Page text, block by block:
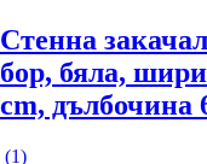
Стенна
бор, бяла,
cm, дълбочина
(1)